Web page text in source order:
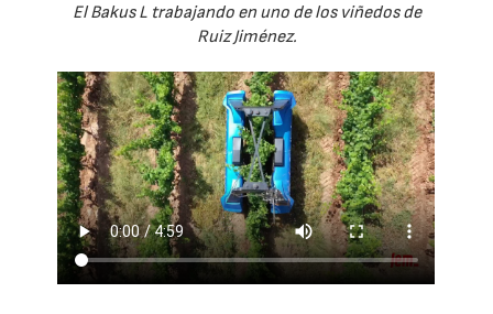
El Bakus L trabajando en uno de los viñedos de
Ruiz Jiménez.